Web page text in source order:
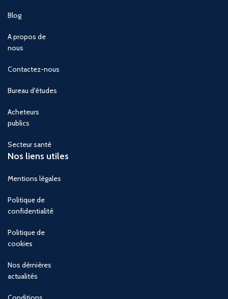
Blog
A propos de
nous
Contactez-nous
Bureau d'études
Acheteurs
publics
Secteur santé
Nos liens utiles
Mentions légales
Politique de
confidentialité
Politique de
cookies
Nos dèrnières
actualités